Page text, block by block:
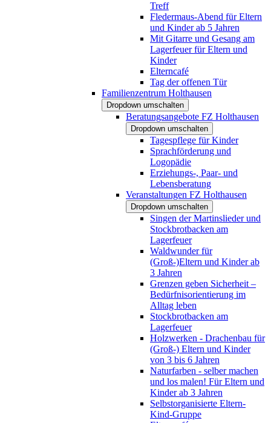
Treff
Fledermaus-Abend für Eltern
und Kinder ab 5 Jahren
Mit Gitarre und Gesang am
Lagerfeuer für Eltern und
Kinder
Elterncafé
Tag der offenen Tür
Familienzentrum Holthausen
Dropdown umschalten
Beratungsangebote FZ Holthausen
Dropdown umschalten
Tagespflege für Kinder
Sprachförderung und
Logopädie
Erziehungs-, Paar- und
Lebensberatung
Veranstaltungen FZ Holthausen
Dropdown umschalten
Singen der Martinslieder und
Stockbrotbacken am
Lagerfeuer
Waldwunder für
(Groß-)Eltern und Kinder ab
3 Jahren
Grenzen geben Sicherheit –
Bedürfnisorientierung im
Alltag leben
Stockbrotbacken am
Lagerfeuer
Holzwerken - Drachenbau für
(Groß-) Eltern und Kinder
von 3 bis 6 Jahren
Naturfarben - selber machen
und los malen! Für Eltern und
Kinder ab 3 Jahren
Selbstorganisierte Eltern-
Kind-Gruppe